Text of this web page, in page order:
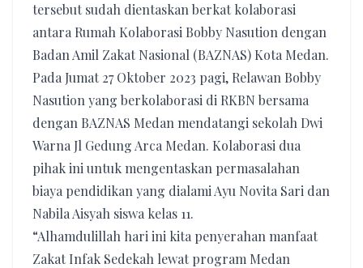
tersebut sudah dientaskan berkat kolaborasi
antara Rumah Kolaborasi Bobby Nasution dengan
Badan Amil Zakat Nasional (BAZNAS) Kota Medan.
Pada Jumat 27 Oktober 2023 pagi, Relawan Bobby
Nasution yang berkolaborasi di RKBN bersama
dengan BAZNAS Medan mendatangi sekolah Dwi
Warna Jl Gedung Arca Medan. Kolaborasi dua
pihak ini untuk mengentaskan permasalahan
biaya pendidikan yang dialami Ayu Novita Sari dan
Nabila Aisyah siswa kelas 11.
“Alhamdulillah hari ini kita penyerahan manfaat
Zakat Infak Sedekah lewat program Medan